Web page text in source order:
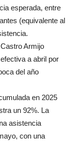
esperada, entre
(equivalente al
Armijo
a abril por
del año
en 2025
un 92%. La
asistencia
con una